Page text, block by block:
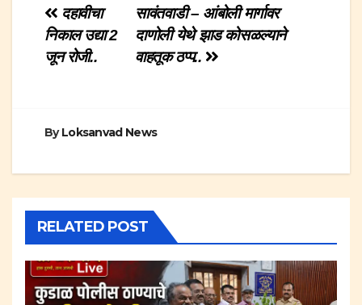
Post
navigation
सावंतवाडी – आंबोली मार्गावर
दाणोली येथे झाड कोसळल्याने
वाहतूक ठप्प..
दहावीचा
निकाल उद्या 2
जून रोजी..
ByLoksanvad News
RELATED POST